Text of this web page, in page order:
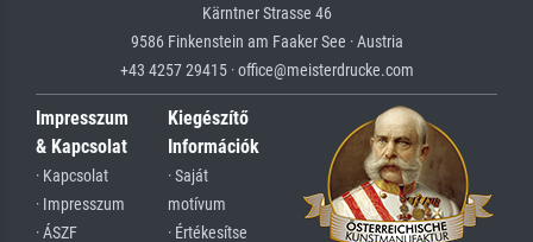
Kärntner Strasse 46
9586 Finkenstein am Faaker See · Austria
+43 4257 29415 · office@meisterdrucke.com
Impresszum
& Kapcsolat
· Kapcsolat
· Impresszum
· ÁSZF
Kiegészítő
Információk
· Saját
motívum
· Értékesítse